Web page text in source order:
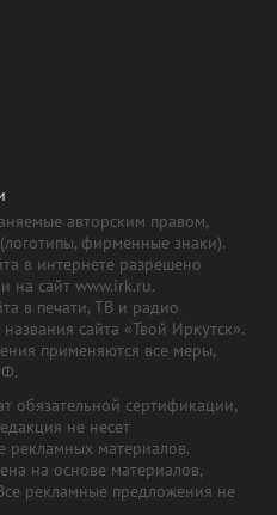
авторским правом,
фирменные знаки).
в интернете разрешено
на сайт www.irk.ru.
в печати, ТВ и радио
сайта «Твой Иркутск».
применяются все меры,
обязательной сертификации,
не несет
рекламных материалов.
на основе материалов,
рекламные предложения не